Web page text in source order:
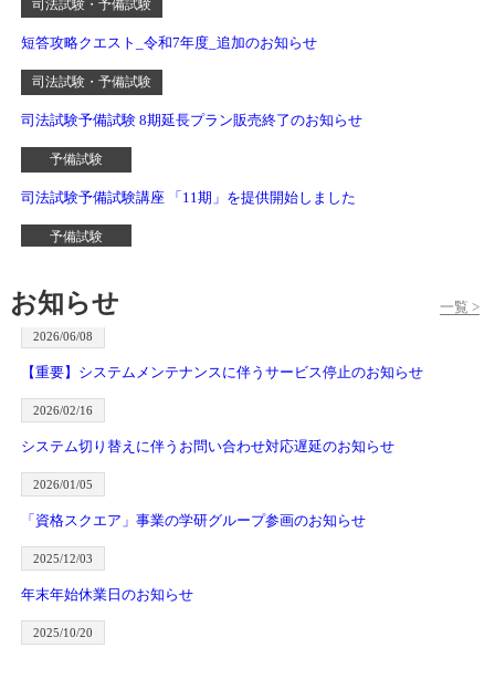
司法試験・予備試験
短答攻略クエスト_令和7年度_追加のお知らせ
司法試験・予備試験
司法試験予備試験 8期延長プラン販売終了のお知らせ
予備試験
司法試験予備試験講座 「11期」を提供開始しました
予備試験
予備試験
【6期受講生の皆様へ】延長プラン販売終了のお知らせ
『短答攻略クエスト』がリリースされました
予備試験
【7期8期受講生の皆様へ】短答攻略クエスト新機能リリースに伴うお
知らせ
予備試験
予備試験「5期延長プラン」提供終了のお知らせ
お知らせ 一覧 >
2026/06/08
【重要】システムメンテナンスに伴うサービス停止のお知らせ
2026/02/16
システム切り替えに伴うお問い合わせ対応遅延のお知らせ
2026/01/05
「資格スクエア」事業の学研グループ参画のお知らせ
2025/12/03
年末年始休業日のお知らせ
2025/10/20